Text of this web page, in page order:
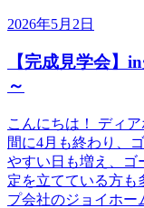
2026年5月2日
【完成見学会】
～
こんにちは！ ディ
間に4月も終わり、
やすい日も増え、ゴ
定を立てている方
プ会社のジョイホー